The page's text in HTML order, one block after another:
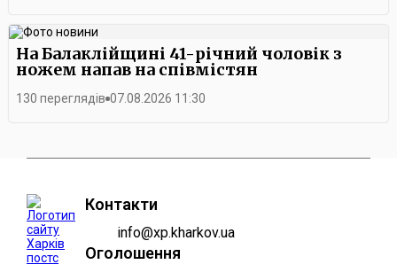
На Балаклійщині 41-річний чоловік з
ножем напав на співмістян
130 переглядів 07.08.2026 11:30
Контакти
info@xp.kharkov.ua
Оголошення